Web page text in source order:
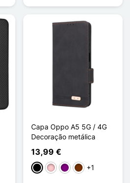
Capa Oppo A5 5G / 4G
Decoração metálica
13,99 €
PretoRosaPúrpura
Café+1